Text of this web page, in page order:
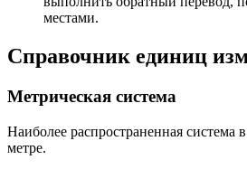
местами.
Справочник единиц
Метрическая система
Наиболее распространенная система
метре.